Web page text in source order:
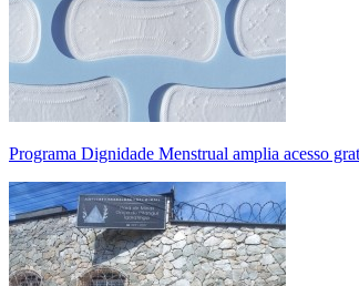
Programa Dignidade Menstrual amplia acesso